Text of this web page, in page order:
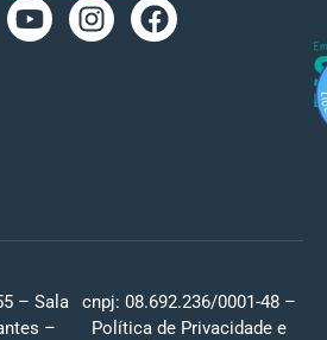
– Sala
–
cnpj: 08.692.236/0001-48 –
Política de Privacidade e